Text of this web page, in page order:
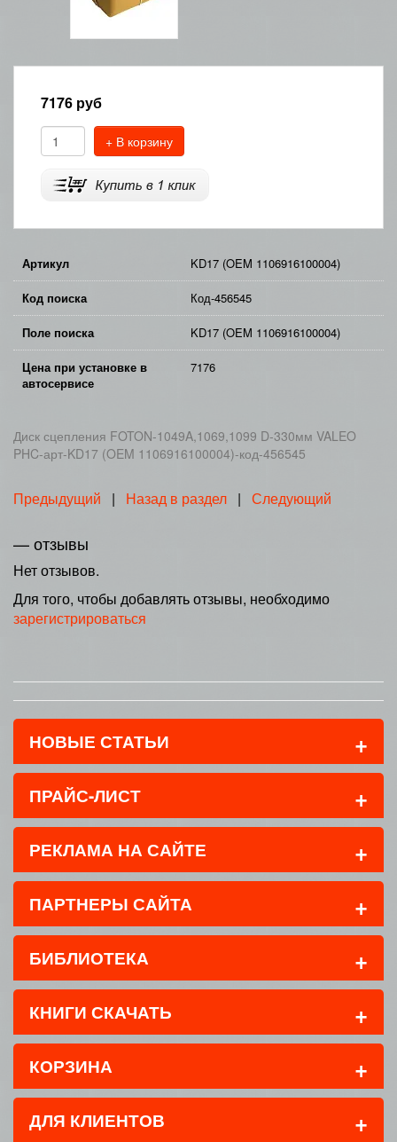
7176 руб
+ В корзину
Артикул KD17 (OEM 1106916100004)
Код поиска Код-456545
Поле поиска KD17 (OEM 1106916100004)
Цена при установке в
автосервисе
7176
Диск сцепления FOTON-1049A,1069,1099 D-330мм VALEO
PHC-арт-KD17 (OEM 1106916100004)-код-456545
Предыдущий | Назад в раздел | Следующий
— отзывы
Нет отзывов.
Для того, чтобы добавлять отзывы, необходимо
зарегистрироваться
НОВЫЕ СТАТЬИ +
ПРАЙС-ЛИСТ +
РЕКЛАМА НА САЙТЕ +
ПАРТНЕРЫ САЙТА +
БИБЛИОТЕКА +
КНИГИ СКАЧАТЬ +
КОРЗИНА +
ДЛЯ КЛИЕНТОВ +